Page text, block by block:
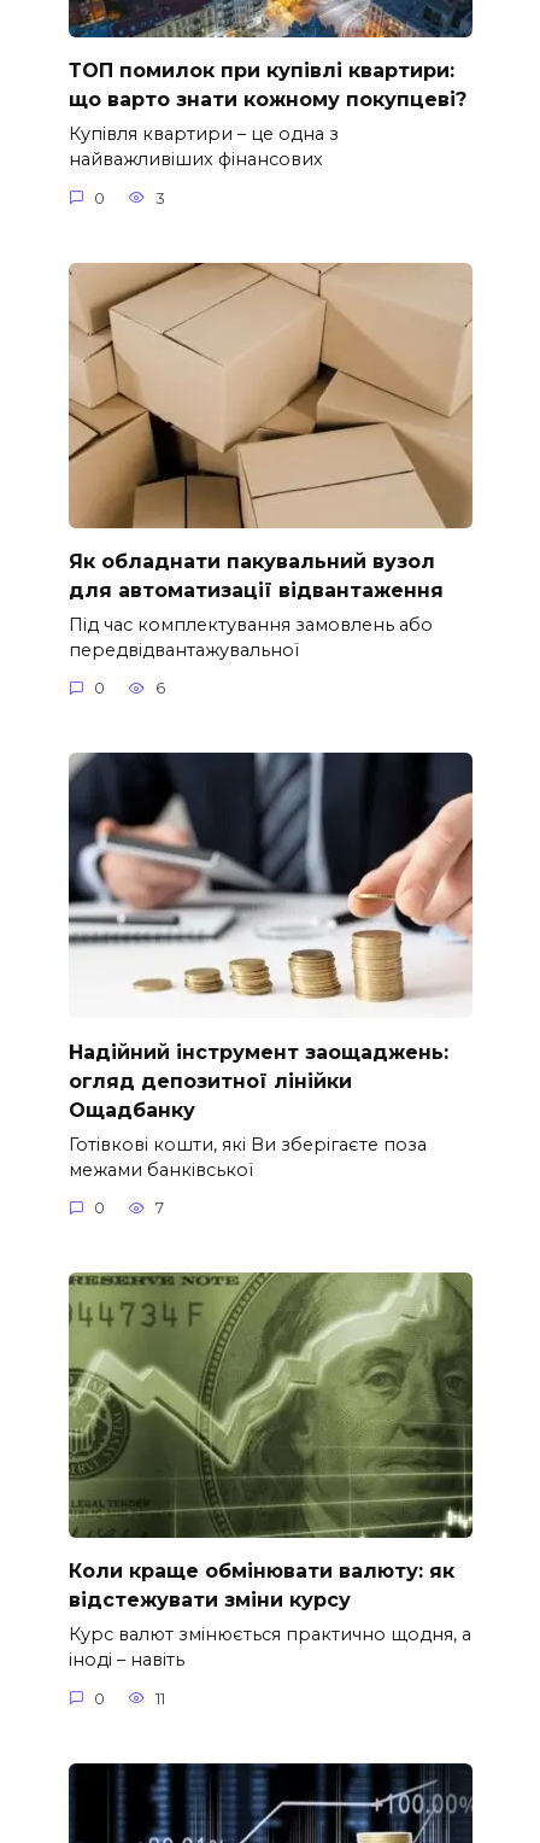
ТОП помилок при купівлі квартири:
що варто знати кожному покупцеві?
Купівля квартири – це одна з
найважливіших фінансових
0 3
Як обладнати пакувальний вузол
для автоматизації відвантаження
Під час комплектування замовлень або
передвідвантажувальної
0 6
Надійний інструмент заощаджень:
огляд депозитної лінійки
Ощадбанку
Готівкові кошти, які Ви зберігаєте поза
межами банківської
0 7
Коли краще обмінювати валюту: як
відстежувати зміни курсу
Курс валют змінюється практично щодня, а
іноді – навіть
0 11